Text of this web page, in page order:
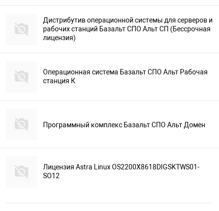
Дистрибутив операционной системы для серверов и
рабочих станций Базальт СПО Альт СП (Бессрочная
лицензия)
Операционная система Базальт СПО Альт Рабочая
станция К
Программный комплекс Базальт СПО Альт Домен
Лицензия Astra Linux OS2200X8618DIGSKTWS01-
SO12